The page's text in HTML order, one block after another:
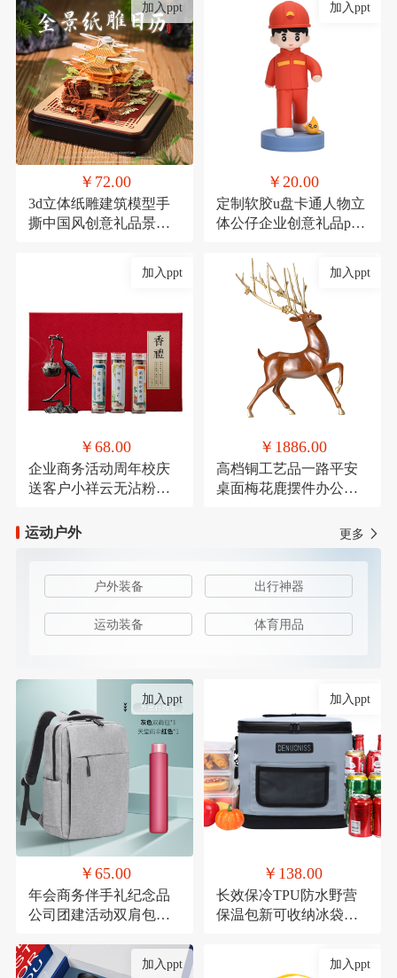
加入ppt
￥72.00
3d立体纸雕建筑模型手
撕中国风创意礼品景点
加入ppt
￥20.00
定制软胶u盘卡通人物立
体公仔企业创意礼品pvc
加入ppt
￥68.00
企业商务活动周年校庆
送客户小祥云无沾粉盘
加入ppt
￥1886.00
高档铜工艺品一路平安
桌面梅花鹿摆件办公装
运动户外
更多
户外装备 出行神器
运动装备 体育用品
加入ppt
￥65.00
年会商务伴手礼纪念品
公司团建活动双肩包实
加入ppt
￥138.00
长效保冷TPU防水野营
保温包新可收纳冰袋冰
加入ppt 加入ppt